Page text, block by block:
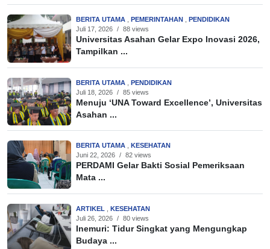
BERITA UTAMA PEMERINTAHAN
PENDIDIKAN
Juli 17, 2026 / 88 views
Universitas Asahan Gelar Expo Inovasi 2026,
Tampilkan ...
BERITA UTAMA
PENDIDIKAN
Juli 18, 2026 / 85 views
Menuju ‘UNA Toward Excellence’, Universitas
Asahan ...
BERITA UTAMA
KESEHATAN
Juni 22, 2026 / 82 views
PERDAMI Gelar Bakti Sosial Pemeriksaan
Mata ...
ARTIKEL
KESEHATAN
Juli 26, 2026 / 80 views
Inemuri: Tidur Singkat yang Mengungkap
Budaya ...